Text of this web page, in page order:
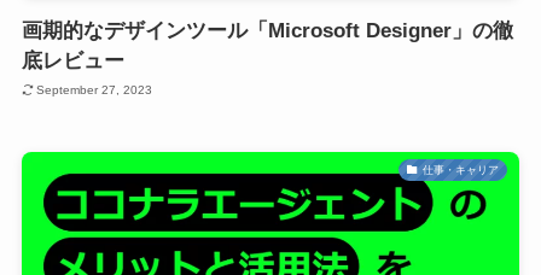
画期的なデザインツール「Microsoft Designer」の徹
底レビュー
September 27, 2023
仕事・キャリア